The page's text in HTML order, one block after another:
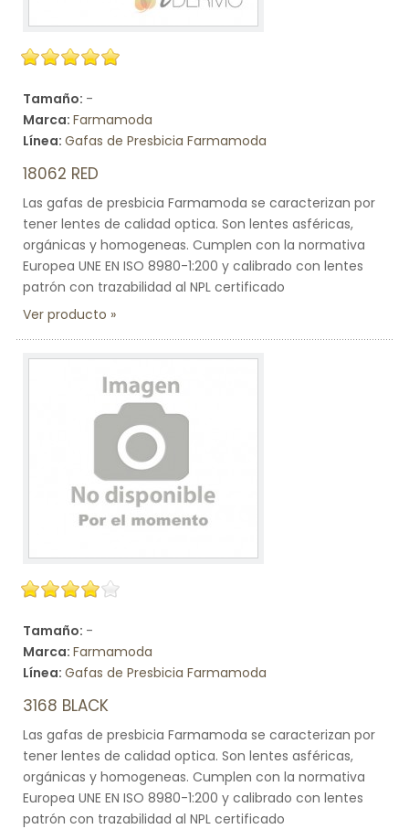
Tamaño: -
Marca: Farmamoda
Línea: Gafas de Presbicia Farmamoda
18062 RED
Las gafas de presbicia Farmamoda se caracterizan por
tener lentes de calidad optica. Son lentes asféricas,
orgánicas y homogeneas. Cumplen con la normativa
Europea UNE EN ISO 8980-1:200 y calibrado con lentes
patrón con trazabilidad al NPL certificado
Ver producto
Tamaño: -
Marca: Farmamoda
Línea: Gafas de Presbicia Farmamoda
3168 BLACK
Las gafas de presbicia Farmamoda se caracterizan por
tener lentes de calidad optica. Son lentes asféricas,
orgánicas y homogeneas. Cumplen con la normativa
Europea UNE EN ISO 8980-1:200 y calibrado con lentes
patrón con trazabilidad al NPL certificado